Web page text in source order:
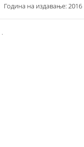
Година на издавање: 2016
.